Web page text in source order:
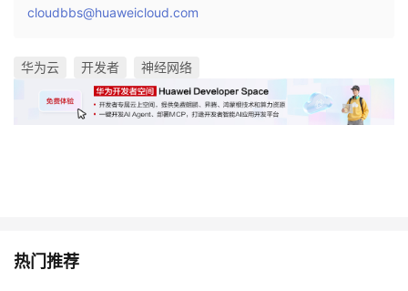
cloudbbs@huaweicloud.com
华为云 开发者 神经网络
热门推荐